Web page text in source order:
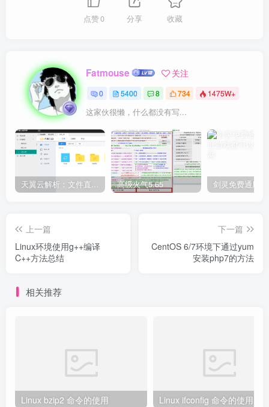
点赞0 分享 收藏
Fatmouse 关注
0 5400 8 734 1475W+
这家伙很懒，什么都没有写...
天翼云解析：文件直链获取源码 高级火气5.65
上一篇
Linux环境使用g++编译
C++方法总结
下一篇
CentOS 6/7环境下通过yum
安装php7的方法
相关推荐
Linux bzip2 命令的使用 Linux ifconfig 命令的使用